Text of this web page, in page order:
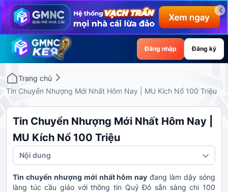
Đăng nhập Đăng ký
Trang chủ
Tin Chuyển Nhượng Mới Nhất Hôm Nay | MU Kích Nổ 100 Triệu
Tin Chuyển Nhượng Mới Nhất Hôm Nay |
MU Kích Nổ 100 Triệu
Nội dung
Tin chuyển nhượng mới nhất hôm nay đang làm dậy sóng
làng túc cầu giáo với thông tin Quỷ Đỏ sẵn sàng chi 100